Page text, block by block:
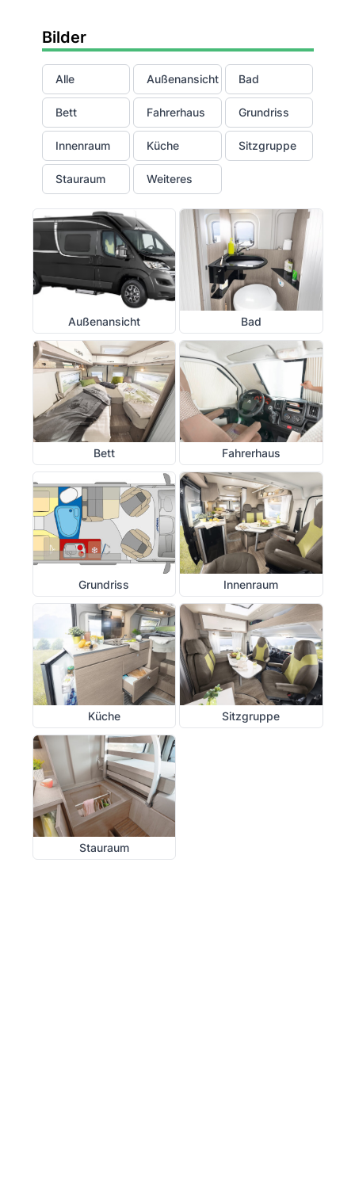
Bilder
Alle Außenansicht Bad
Bett Fahrerhaus Grundriss
Innenraum Küche Sitzgruppe
Stauraum Weiteres
Außenansicht Bad
Bett Fahrerhaus
Grundriss Innenraum
Küche Sitzgruppe
Stauraum